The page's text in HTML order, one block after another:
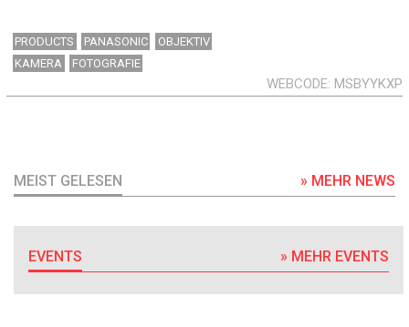
PRODUCTS PANASONIC
OBJEKTIV
KAMERA
FOTOGRAFIE
WEBCODE MSBYYKXP
MEIST GELESEN » MEHR NEWS
EVENTS » MEHR EVENTS